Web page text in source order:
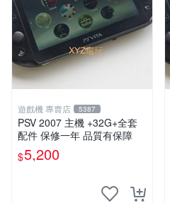
遊戲機 專賣店 5387
PSV 2007 主機 +32G+全套
配件 保修一年 品質有保障
$5,200